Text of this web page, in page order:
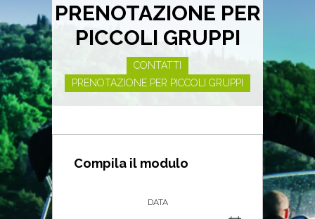
PRENOTAZIONE PER
PICCOLI GRUPPI
CONTATTI
PRENOTAZIONE PER PICCOLI GRUPPI
Compila il modulo
DATA